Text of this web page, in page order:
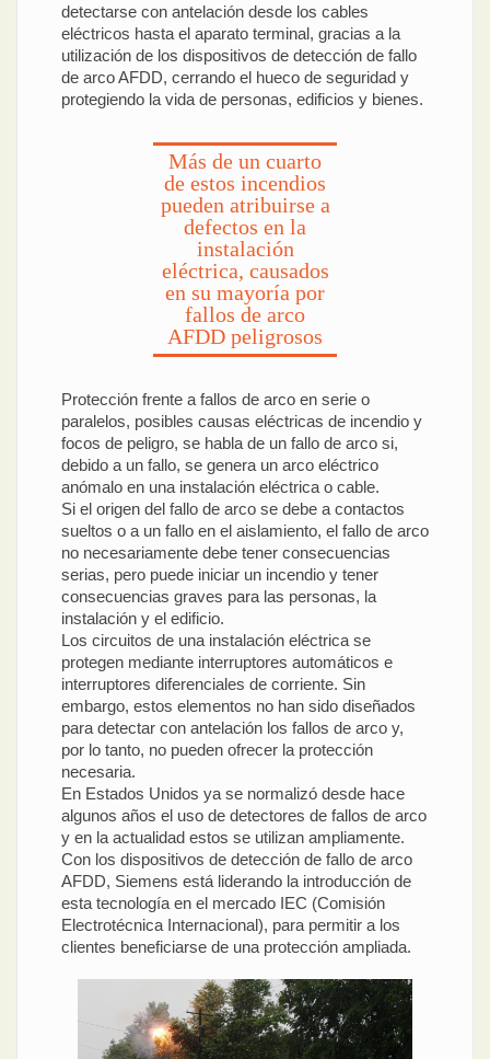
detectarse con antelación desde los cables
eléctricos hasta el aparato terminal, gracias a la
utilización de los dispositivos de detección de fallo
de arco AFDD, cerrando el hueco de seguridad y
protegiendo la vida de personas, edificios y bienes.
Más de un cuarto
de estos incendios
pueden atribuirse a
defectos en la
instalación
eléctrica, causados
en su mayoría por
fallos de arco
AFDD peligrosos
Protección frente a fallos de arco en serie o
paralelos, posibles causas eléctricas de incendio y
focos de peligro, se habla de un fallo de arco si,
debido a un fallo, se genera un arco eléctrico
anómalo en una instalación eléctrica o cable.
Si el origen del fallo de arco se debe a contactos
sueltos o a un fallo en el aislamiento, el fallo de arco
no necesariamente debe tener consecuencias
serias, pero puede iniciar un incendio y tener
consecuencias graves para las personas, la
instalación y el edificio.
Los circuitos de una instalación eléctrica se
protegen mediante interruptores automáticos e
interruptores diferenciales de corriente. Sin
embargo, estos elementos no han sido diseñados
para detectar con antelación los fallos de arco y,
por lo tanto, no pueden ofrecer la protección
necesaria.
En Estados Unidos ya se normalizó desde hace
algunos años el uso de detectores de fallos de arco
y en la actualidad estos se utilizan ampliamente.
Con los dispositivos de detección de fallo de arco
AFDD, Siemens está liderando la introducción de
esta tecnología en el mercado IEC (Comisión
Electrotécnica Internacional), para permitir a los
clientes beneficiarse de una protección ampliada.